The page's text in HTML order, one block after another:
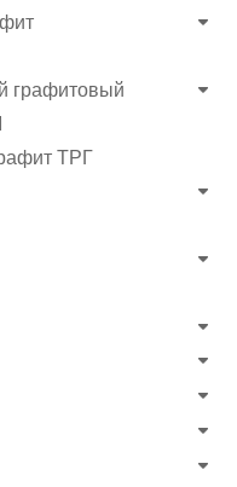
графитовый
ТРГ